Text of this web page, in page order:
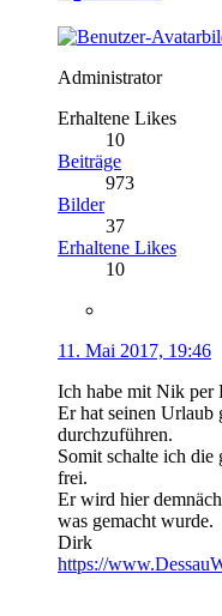
Administrator
Erhaltene Likes
10
Beiträge
973
Bilder
37
Erhaltene Likes
10
11. Mai 2017, 19:46
Ich habe mit Nik per
Er hat seinen Urlaub
durchzuführen.
Somit schalte ich die
frei.
Er wird hier
was gemacht wurde.
Dirk
https://